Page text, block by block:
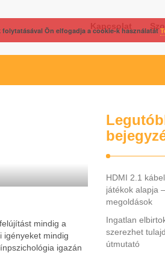
Kapcsolat
mindig a
igényeket mindig
igazán
HDMI 2.1
játékok alapja
megoldások
Ingatlan
szerezhet
útmutató
Ön elfogadja a cookie-k használatát